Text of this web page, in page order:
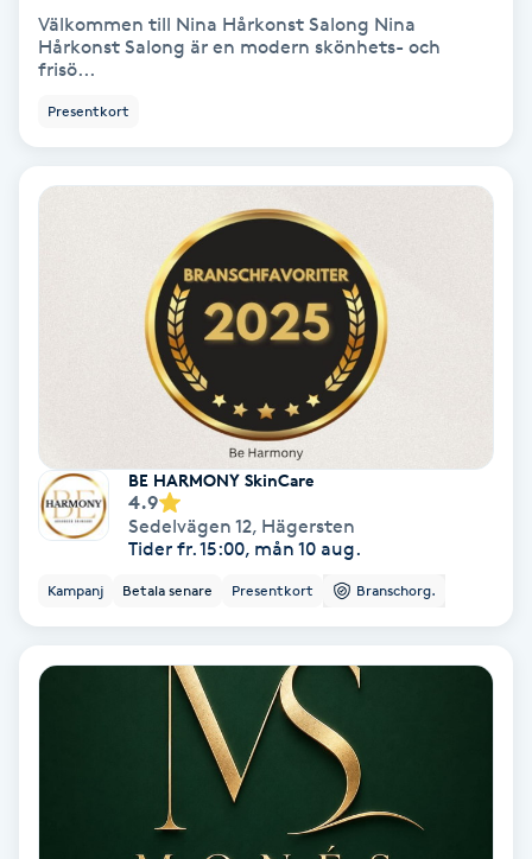
Coachning
Color correction
Cryoterapi
Enzympeeling
Välkommen till Nina Hårkonst Salong Nina
Hårkonst Salong är en modern skönhets- och
frisö...
Presentkort
BE HARMONY SkinCare
4.9
Sedelvägen 12, Hägersten
Tider fr. 15:00, mån 10 aug.
Kampanj Betala senare Presentkort Branschorg.